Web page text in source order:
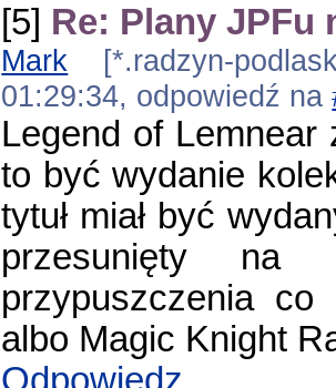
[5] Re: Plany JPFu
Mark [*.radzyn-
01:29:34, odpowiedź na
Legend of Lemnear
to być wydanie
tytuł miał być
przesunięty na
przypuszczenia
albo Magic Knight